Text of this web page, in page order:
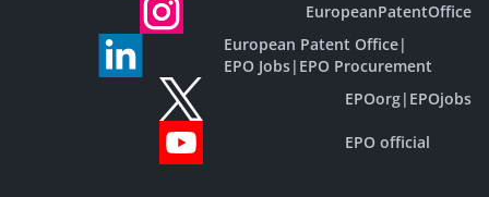
EuropeanPatentOffice
European Patent Office|
EPO Jobs| EPO Procurement
EPOorg| EPOjobs
EPO official